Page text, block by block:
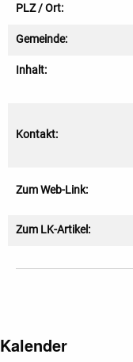
PLZ / Ort:
Gemeinde:
Inhalt:
Kontakt:
Zum Web-Link:
Zum LK-Artikel:
Kalender